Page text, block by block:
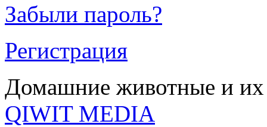
Забыли пароль?
Регистрация
Домашние животные и их
QIWIT MEDIA